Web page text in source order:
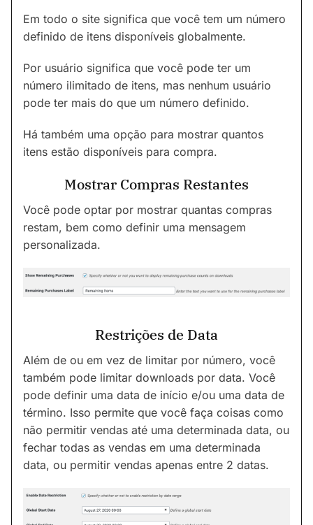
Em todo o site significa que você tem um número
definido de itens disponíveis globalmente.
Por usuário significa que você pode ter um
número ilimitado de itens, mas nenhum usuário
pode ter mais do que um número definido.
Há também uma opção para mostrar quantos
itens estão disponíveis para compra.
Mostrar Compras Restantes
Você pode optar por mostrar quantas compras
restam, bem como definir uma mensagem
personalizada.
Restrições de Data
Além de ou em vez de limitar por número, você
também pode limitar downloads por data. Você
pode definir uma data de início e/ou uma data de
término. Isso permite que você faça coisas como
não permitir vendas até uma determinada data, ou
fechar todas as vendas em uma determinada
data, ou permitir vendas apenas entre 2 datas.